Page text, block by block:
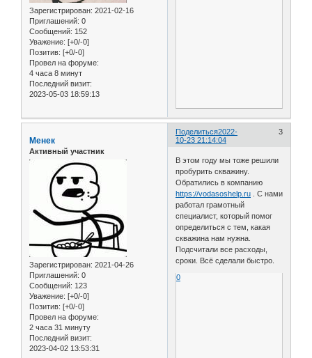
Зарегистрирован: 2021-02-16
Приглашений: 0
Сообщений: 152
Уважение: [+0/-0]
Позитив: [+0/-0]
Провел на форуме:
4 часа 8 минут
Последний визит:
2023-05-03 18:59:13
Поделиться 3
2022-
10-23 21:14:04
Менек
Активный участник
Зарегистрирован: 2021-04-26
Приглашений: 0
Сообщений: 123
Уважение: [+0/-0]
Позитив: [+0/-0]
Провел на форуме:
2 часа 31 минуту
Последний визит:
2023-04-02 13:53:31
В этом году мы тоже решили
пробурить скважину.
Обратились в компанию
https://vodasoshelp.ru . С нами
работал грамотный
специалист, который помог
определиться с тем, какая
скважина нам нужна.
Подсчитали все расходы,
сроки. Всё сделали быстро.
0